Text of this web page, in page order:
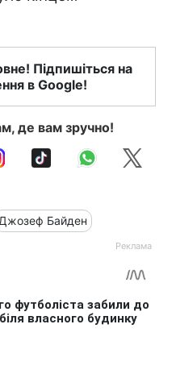
Підпишіться на
в Google!
де вам зручно!
Джозеф Байден